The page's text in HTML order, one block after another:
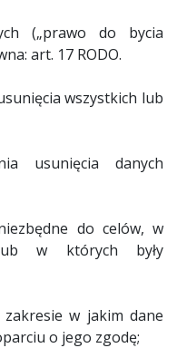
(„prawo do bycia
art. 17 RODO.
wszystkich lub
usunięcia danych
do celów, w
w których były
w jakim dane
o jego zgodę;